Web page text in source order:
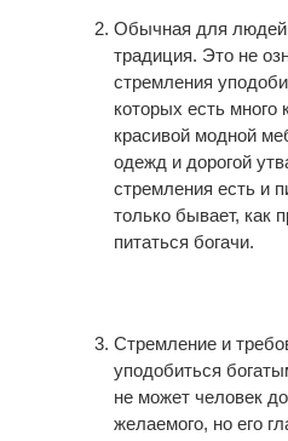
Обычная для
традиция. Это не
стремления
которых есть много
красивой модной
одежд и дорогой
стремления есть и
только бывает, как
питаться богачи.
Стремление и
уподобиться
не может человек
желаемого, но его